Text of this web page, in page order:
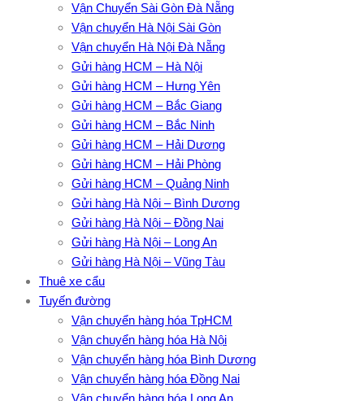
Vận Chuyển Sài Gòn Đà Nẵng
Vận chuyển Hà Nội Sài Gòn
Vận chuyển Hà Nội Đà Nẵng
Gửi hàng HCM – Hà Nội
Gửi hàng HCM – Hưng Yên
Gửi hàng HCM – Bắc Giang
Gửi hàng HCM – Bắc Ninh
Gửi hàng HCM – Hải Dương
Gửi hàng HCM – Hải Phòng
Gửi hàng HCM – Quảng Ninh
Gửi hàng Hà Nội – Bình Dương
Gửi hàng Hà Nội – Đồng Nai
Gửi hàng Hà Nội – Long An
Gửi hàng Hà Nội – Vũng Tàu
Thuê xe cẩu
Tuyến đường
Vận chuyển hàng hóa TpHCM
Vận chuyển hàng hóa Hà Nội
Vận chuyển hàng hóa Bình Dương
Vận chuyển hàng hóa Đồng Nai
Vận chuyển hàng hóa Long An